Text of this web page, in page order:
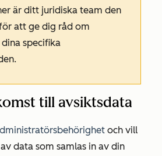
är ditt juridiska team den
att ge dig råd om
specifika
till avsiktsdata
och vill
data som samlas in av din